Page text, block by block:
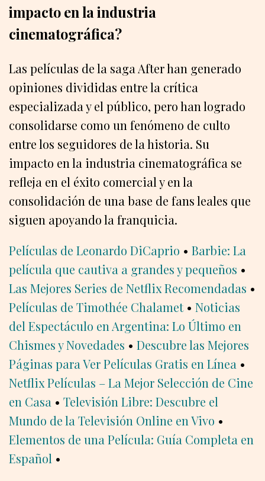
impacto en la industria
cinematográfica?
Las películas de la saga After han generado
opiniones divididas entre la crítica
especializada y el público, pero han logrado
consolidarse como un fenómeno de culto
entre los seguidores de la historia. Su
impacto en la industria cinematográfica se
refleja en el éxito comercial y en la
consolidación de una base de fans leales que
siguen apoyando la franquicia.
Películas de Leonardo DiCaprio • Barbie: La
película que cautiva a grandes y pequeños •
Las Mejores Series de Netflix Recomendadas •
Películas de Timothée Chalamet• Noticias
del Espectáculo en Argentina: Lo Último en
Chismes y Novedades • Descubre las Mejores
Páginas para Ver Películas Gratis en Línea •
Netflix Películas – La Mejor Selección de Cine
en Casa • Televisión Libre: Descubre el
Mundo de la Televisión Online en Vivo •
Elementos de una Película: Guía Completa en
Español •